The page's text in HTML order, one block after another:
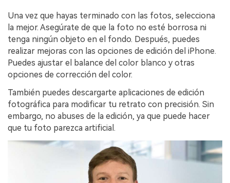
Una vez que hayas terminado con las fotos, selecciona
la mejor.󠀲󠀡󠀡󠀤󠀦󠀡󠀢󠀡󠀤󠀳󠀰 Asegúrate de que la foto no esté borrosa ni
tenga ningún objeto en el fondo.󠀲󠀡󠀡󠀤󠀦󠀡󠀢󠀡󠀥󠀳󠀰 Después, puedes
realizar mejoras con las opciones de edición del iPhone.󠀲󠀡󠀡󠀤󠀦󠀡󠀢󠀡󠀦󠀳󠀰
Puedes ajustar el balance del color blanco y otras
opciones de corrección del color.󠀲󠀡󠀡󠀤󠀦󠀡󠀢󠀡󠀧󠀳
También puedes descargarte aplicaciones de edición
fotográfica para modificar tu retrato con precisión.󠀲󠀡󠀡󠀤󠀦󠀡󠀢󠀡󠀨󠀳󠀰 Sin
embargo, no abuses de la edición, ya que puede hacer
que tu foto parezca artificial.󠀲󠀡󠀡󠀤󠀦󠀡󠀢󠀡󠀩󠀳